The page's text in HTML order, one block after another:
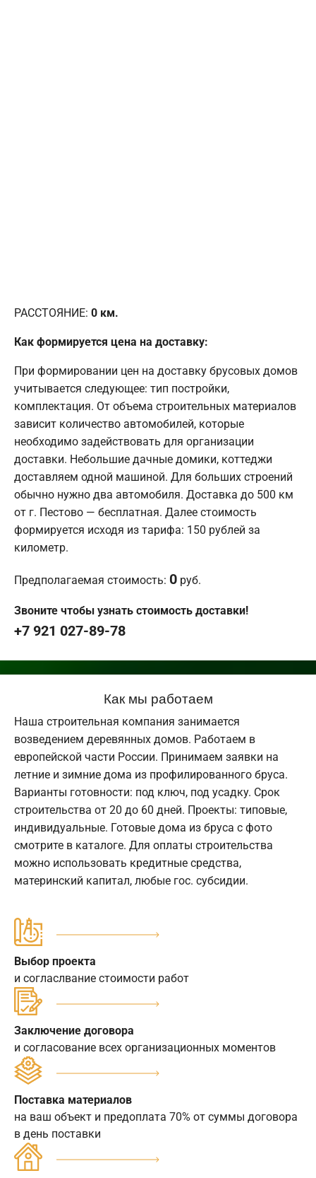
РАССТОЯНИЕ: 0 км.
Как формируется цена на доставку:
При формировании цен на доставку брусовых домов
учитывается следующее: тип постройки,
комплектация. От объема строительных материалов
зависит количество автомобилей, которые
необходимо задействовать для организации
доставки. Небольшие дачные домики, коттеджи
доставляем одной машиной. Для больших строений
обычно нужно два автомобиля. Доставка до 500 км
от г. Пестово — бесплатная. Далее стоимость
формируется исходя из тарифа: 150 рублей за
километр.
Предполагаемая стоимость: 0 руб.
Звоните чтобы узнать стоимость доставки!
+7 921 027-89-78
Как мы работаем
Наша строительная компания занимается
возведением деревянных домов. Работаем в
европейской части России. Принимаем заявки на
летние и зимние дома из профилированного бруса.
Варианты готовности: под ключ, под усадку. Срок
строительства от 20 до 60 дней. Проекты: типовые,
индивидуальные. Готовые дома из бруса с фото
смотрите в каталоге. Для оплаты строительства
можно использовать кредитные средства,
материнский капитал, любые гос. субсидии.
Выбор проекта
и согласлвание стоимости работ
Заключение договора
и согласование всех организационных моментов
Поставка материалов
на ваш объект и предоплата 70% от суммы договора
в день поставки